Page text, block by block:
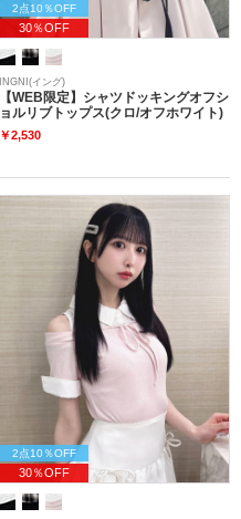
2点10％OFF
30％OFF
INGNI(イング)
【WEB限定】シャツドッキングオフシ
ョルリブトップス(クロ/オフホワイト)
￥2,530
2点10％OFF
30％OFF